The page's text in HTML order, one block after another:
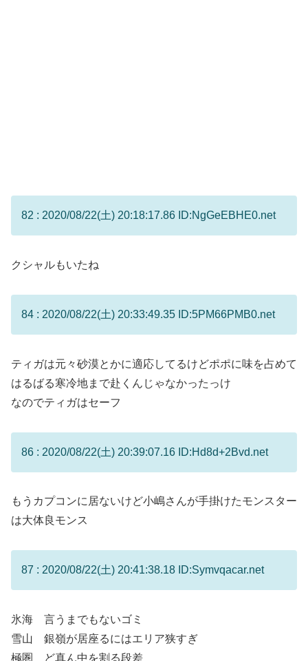
82 : 2020/08/22(土) 20:18:17.86 ID:NgGeEBHE0.net
クシャルもいたね
84 : 2020/08/22(土) 20:33:49.35 ID:5PM66PMB0.net
ティガは元々砂漠とかに適応してるけどポポに味を占めて
はるばる寒冷地まで赴くんじゃなかったっけ
なのでティガはセーフ
86 : 2020/08/22(土) 20:39:07.16 ID:Hd8d+2Bvd.net
もうカプコンに居ないけど小嶋さんが手掛けたモンスター
は大体良モンス
87 : 2020/08/22(土) 20:41:38.18 ID:Symvqacar.net
氷海 言うまでもないゴミ
雪山 銀嶺が居座るにはエリア狭すぎ
極圏 ど真ん中を割る段差